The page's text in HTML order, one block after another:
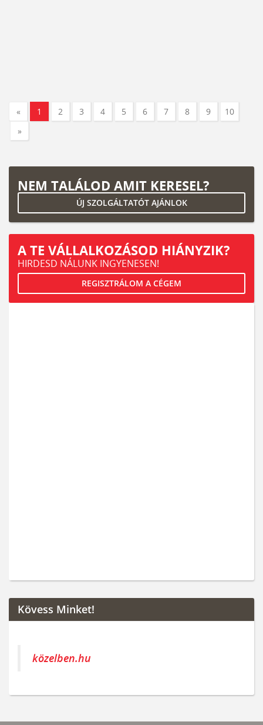
« 1 2 3 4 5 6 7 8 9
10
»
NEM TALÁLOD AMIT KERESEL?
ÚJ SZOLGÁLTATÓT AJÁNLOK
A TE VÁLLALKOZÁSOD HIÁNYZIK?
HIRDESD NÁLUNK INGYENESEN!
REGISZTRÁLOM A CÉGEM
Kövess Minket!
közelben.hu